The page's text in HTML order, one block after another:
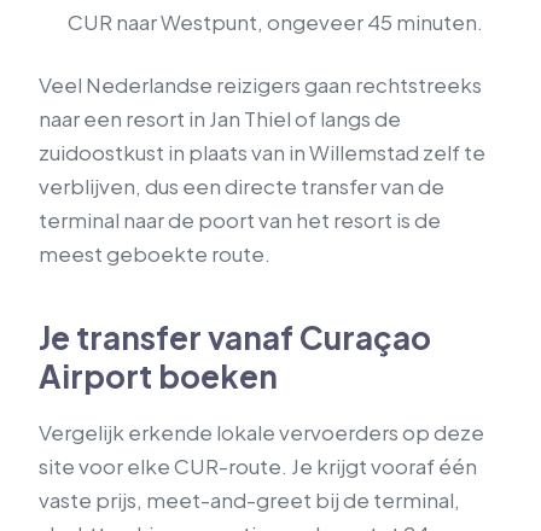
CUR naar Westpunt, ongeveer 45 minuten.
Veel Nederlandse reizigers gaan rechtstreeks
naar een resort in Jan Thiel of langs de
zuidoostkust in plaats van in Willemstad zelf te
verblijven, dus een directe transfer van de
terminal naar de poort van het resort is de
meest geboekte route.
Je transfer vanaf Curaçao
Airport boeken
Vergelijk erkende lokale vervoerders op deze
site voor elke CUR-route. Je krijgt vooraf één
vaste prijs, meet-and-greet bij de terminal,